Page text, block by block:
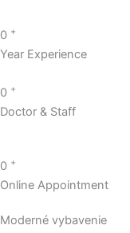
0 +
Year Experience
0 +
Doctor & Staff
0 +
Online Appointment
Moderné vybavenie